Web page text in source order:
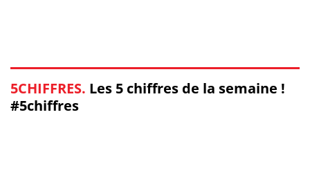
5CHIFFRES. Les 5 chiffres de la semaine !
#5chiffres